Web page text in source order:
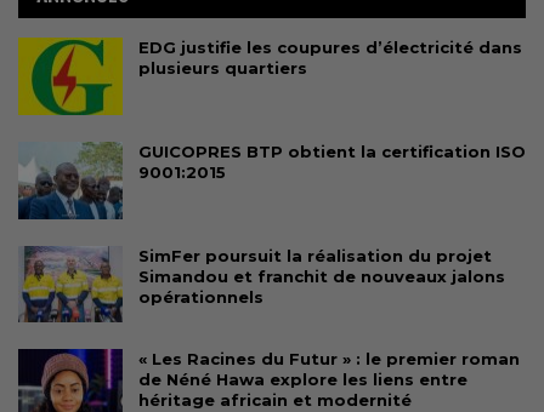
EDG justifie les coupures d’électricité dans
plusieurs quartiers
GUICOPRES BTP obtient la certification ISO
9001:2015
SimFer poursuit la réalisation du projet
Simandou et franchit de nouveaux jalons
opérationnels
« Les Racines du Futur » : le premier roman
de Néné Hawa explore les liens entre
héritage africain et modernité